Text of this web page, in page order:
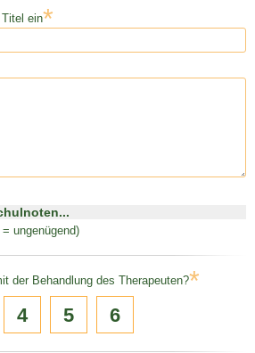
ein*
ungenügend)
der Behandlung des Therapeuten?*
4 5 6